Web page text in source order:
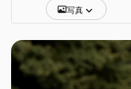
写真